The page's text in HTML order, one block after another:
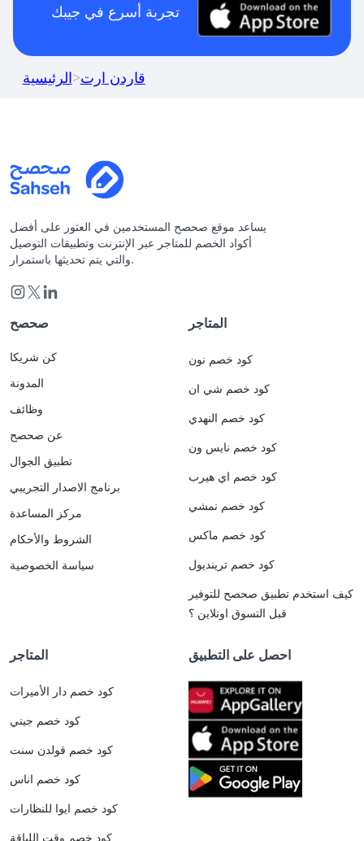
تجربة أسرع في جيبك
الرئيسية>قاردن ارت
يساعد موقع صحصح المستخدمين في العثور على أفضل
أكواد الخصم للمتاجر عبر الإنترنت وتطبيقات التوصيل
والتي يتم تحديثها باستمرار.
صحصح
كن شريكا
المدونة
وظائف
عن صحصح
تطبيق الجوال
برنامج الاصدار التجريبي
مركز المساعدة
الشروط والأحكام
سياسة الخصوصية
المتاجر
كود خصم نون
كود خصم شي ان
كود خصم النهدي
كود خصم نايس ون
كود خصم اي هيرب
كود خصم نمشي
كود خصم ماكس
كود خصم ترينديول
كيف استخدم تطبيق صحصح للتوفير
قبل التسوق اونلاين ؟
المتاجر
كود خصم دار الأميرات
كود خصم جيني
كود خصم قولدن سنت
كود خصم اناس
كود خصم ايوا للنظارات
كود خصم وقت اللياقة
احصل على التطبيق